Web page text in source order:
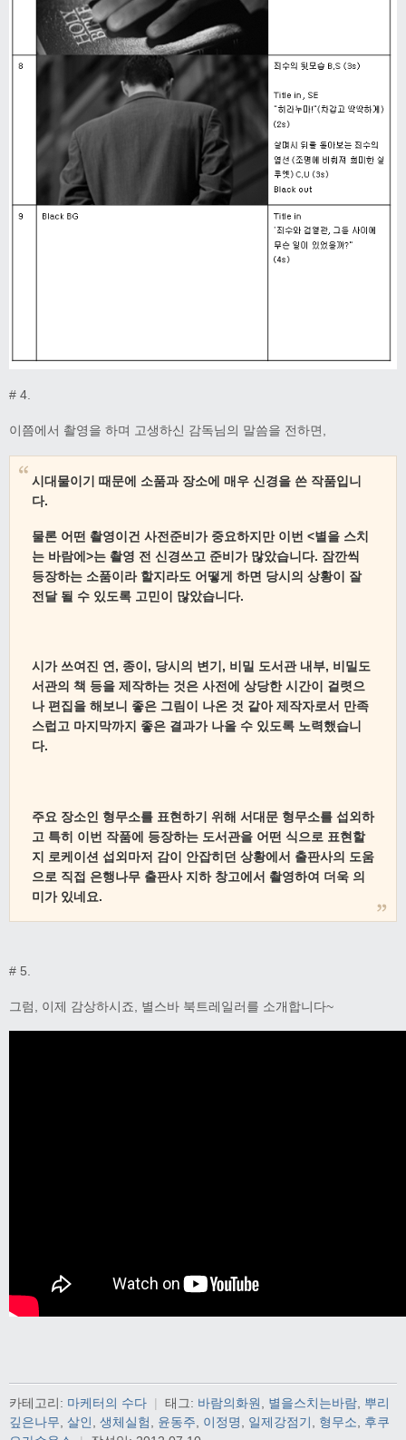
# 4.
이쯤에서 촬영을 하며 고생하신 감독님의 말씀을 전하면,
시대물이기 때문에 소품과 장소에 매우 신경을 쓴 작품입니
다.
물론 어떤 촬영이건 사전준비가 중요하지만 이번 <별을 스치
는 바람에>는 촬영 전 신경쓰고 준비가 많았습니다. 잠깐씩
등장하는 소품이라 할지라도 어떻게 하면 당시의 상황이 잘
전달 될 수 있도록 고민이 많았습니다.
시가 쓰여진 연, 종이, 당시의 변기, 비밀 도서관 내부, 비밀도
서관의 책 등을 제작하는 것은 사전에 상당한 시간이 걸렷으
나 편집을 해보니 좋은 그림이 나온 것 같아 제작자로서 만족
스럽고 마지막까지 좋은 결과가 나올 수 있도록 노력했습니
다.
주요 장소인 형무소를 표현하기 위해 서대문 형무소를 섭외하
고 특히 이번 작품에 등장하는 도서관을 어떤 식으로 표현할
지 로케이션 섭외마저 감이 안잡히던 상황에서 출판사의 도움
으로 직접 은행나무 출판사 지하 창고에서 촬영하여 더욱 의
미가 있네요.
# 5.
그럼, 이제 감상하시죠, 별스바 북트레일러를 소개합니다~
카테고리: 마케터의 수다 | 태그: 바람의화원, 별을스치는바람, 뿌리
깊은나무, 살인, 생체실험, 윤동주, 이정명, 일제강점기, 형무소, 후쿠